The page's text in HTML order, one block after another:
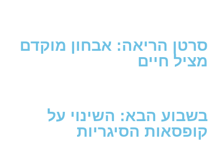
סרטן הריאה: אבחון מוקדם
מציל חיים
בשבוע הבא: השינוי על
קופסאות הסיגריות